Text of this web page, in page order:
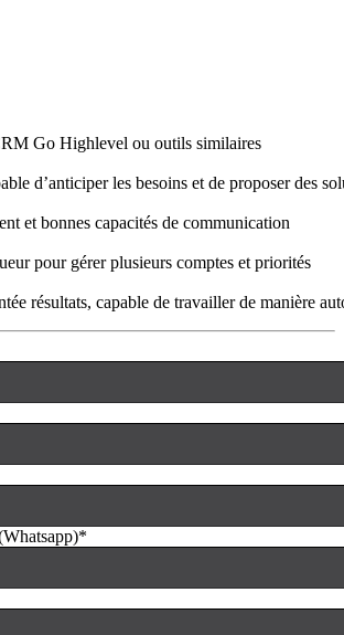
Go Highlevel ou outils similaires
d’anticiper les besoins et de proposer des
et bonnes capacités de communication
pour gérer plusieurs comptes et priorités
résultats, capable de travailler de manière
*